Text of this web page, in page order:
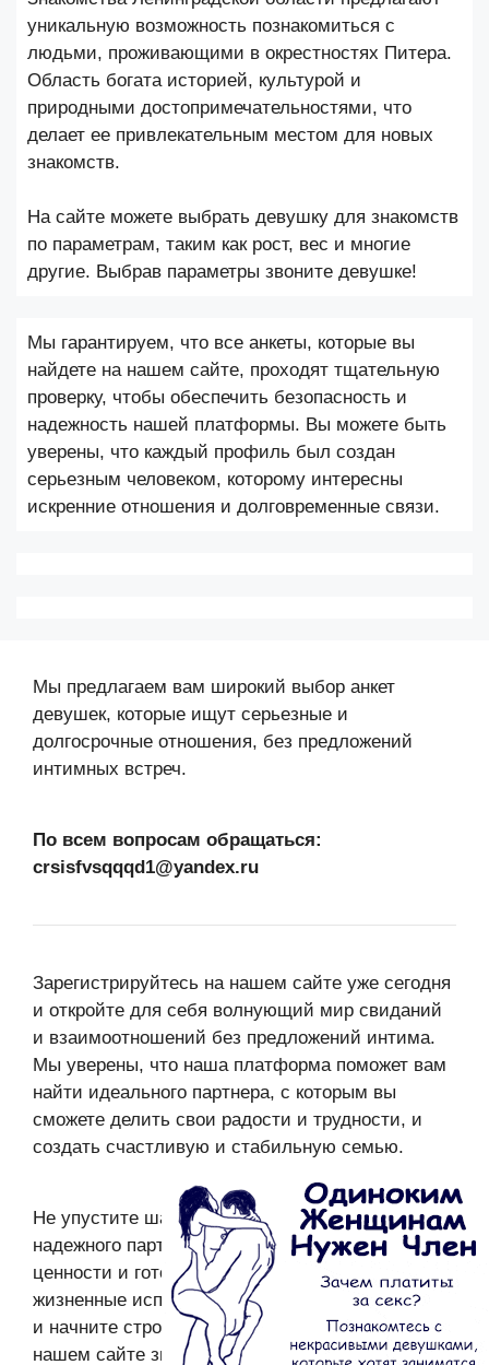
уникальную возможность познакомиться с
людьми, проживающими в окрестностях Питера.
Область богата историей, культурой и
природными достопримечательностями, что
делает ее привлекательным местом для новых
знакомств.
На сайте можете выбрать девушку для знакомств
по параметрам, таким как рост, вес и многие
другие. Выбрав параметры звоните девушке!
Мы гарантируем, что все анкеты, которые вы
найдете на нашем сайте, проходят тщательную
проверку, чтобы обеспечить безопасность и
надежность нашей платформы. Вы можете быть
уверены, что каждый профиль был создан
серьезным человеком, которому интересны
искренние отношения и долговременные связи.
Мы предлагаем вам широкий выбор анкет
девушек, которые ищут серьезные и
долгосрочные отношения, без предложений
интимных встреч.
По всем вопросам обращаться:
crsisfvsqqqd1@yandex.ru
Зарегистрируйтесь на нашем сайте уже сегодня
и откройте для себя волнующий мир свиданий
и взаимоотношений без предложений интима.
Мы уверены, что наша платформа поможет вам
найти идеального партнера, с которым вы
сможете делить свои радости и трудности, и
создать счастливую и стабильную семью.
Не упустите шанс найти настоящую любовь и
надежного партнера, который разделяет ваши
ценности и готов пройти с вами сквозь все
жизненные испытания. Регистрируйтесь сейчас
и начните строить счастливое будущее на
нашем сайте знакомств!